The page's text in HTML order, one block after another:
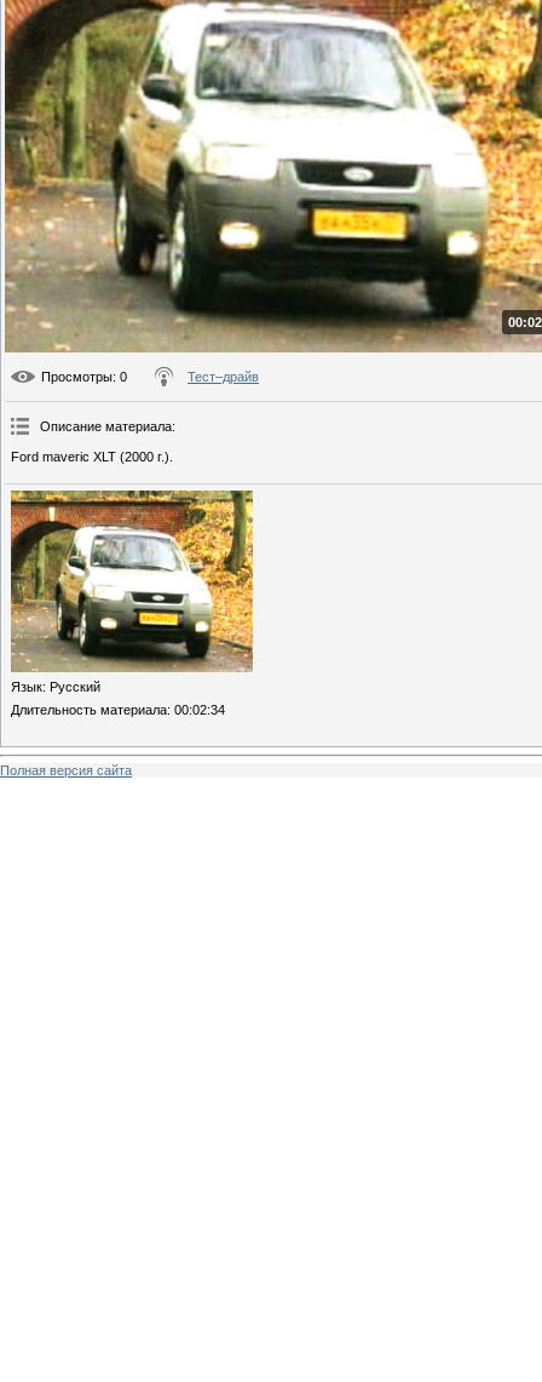
Просмотры: 0 Тест–драйв
Описание материала:
Ford maveric XLT (2000 г.).
Язык: Русский
Длительность материала: 00:02:34
Полная версия сайта